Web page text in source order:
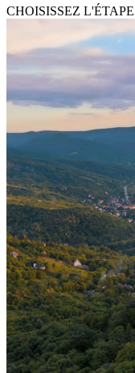
CHOISISSEZ L'ÉTAPE